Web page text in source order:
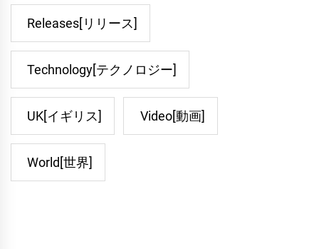
Releases[リリース]
Technology[テクノロジー]
UK[イギリス] Video[動画]
World[世界]